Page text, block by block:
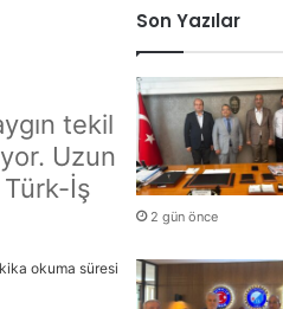
tekil
Uzun
İş
okuma süresi
Son Yazılar
2 gün önce